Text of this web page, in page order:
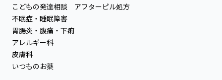
こどもの発達相談
不眠症・睡眠障害
胃腸炎・腹痛・下痢
アレルギー科
皮膚科
いつものお薬
アフターピル処方